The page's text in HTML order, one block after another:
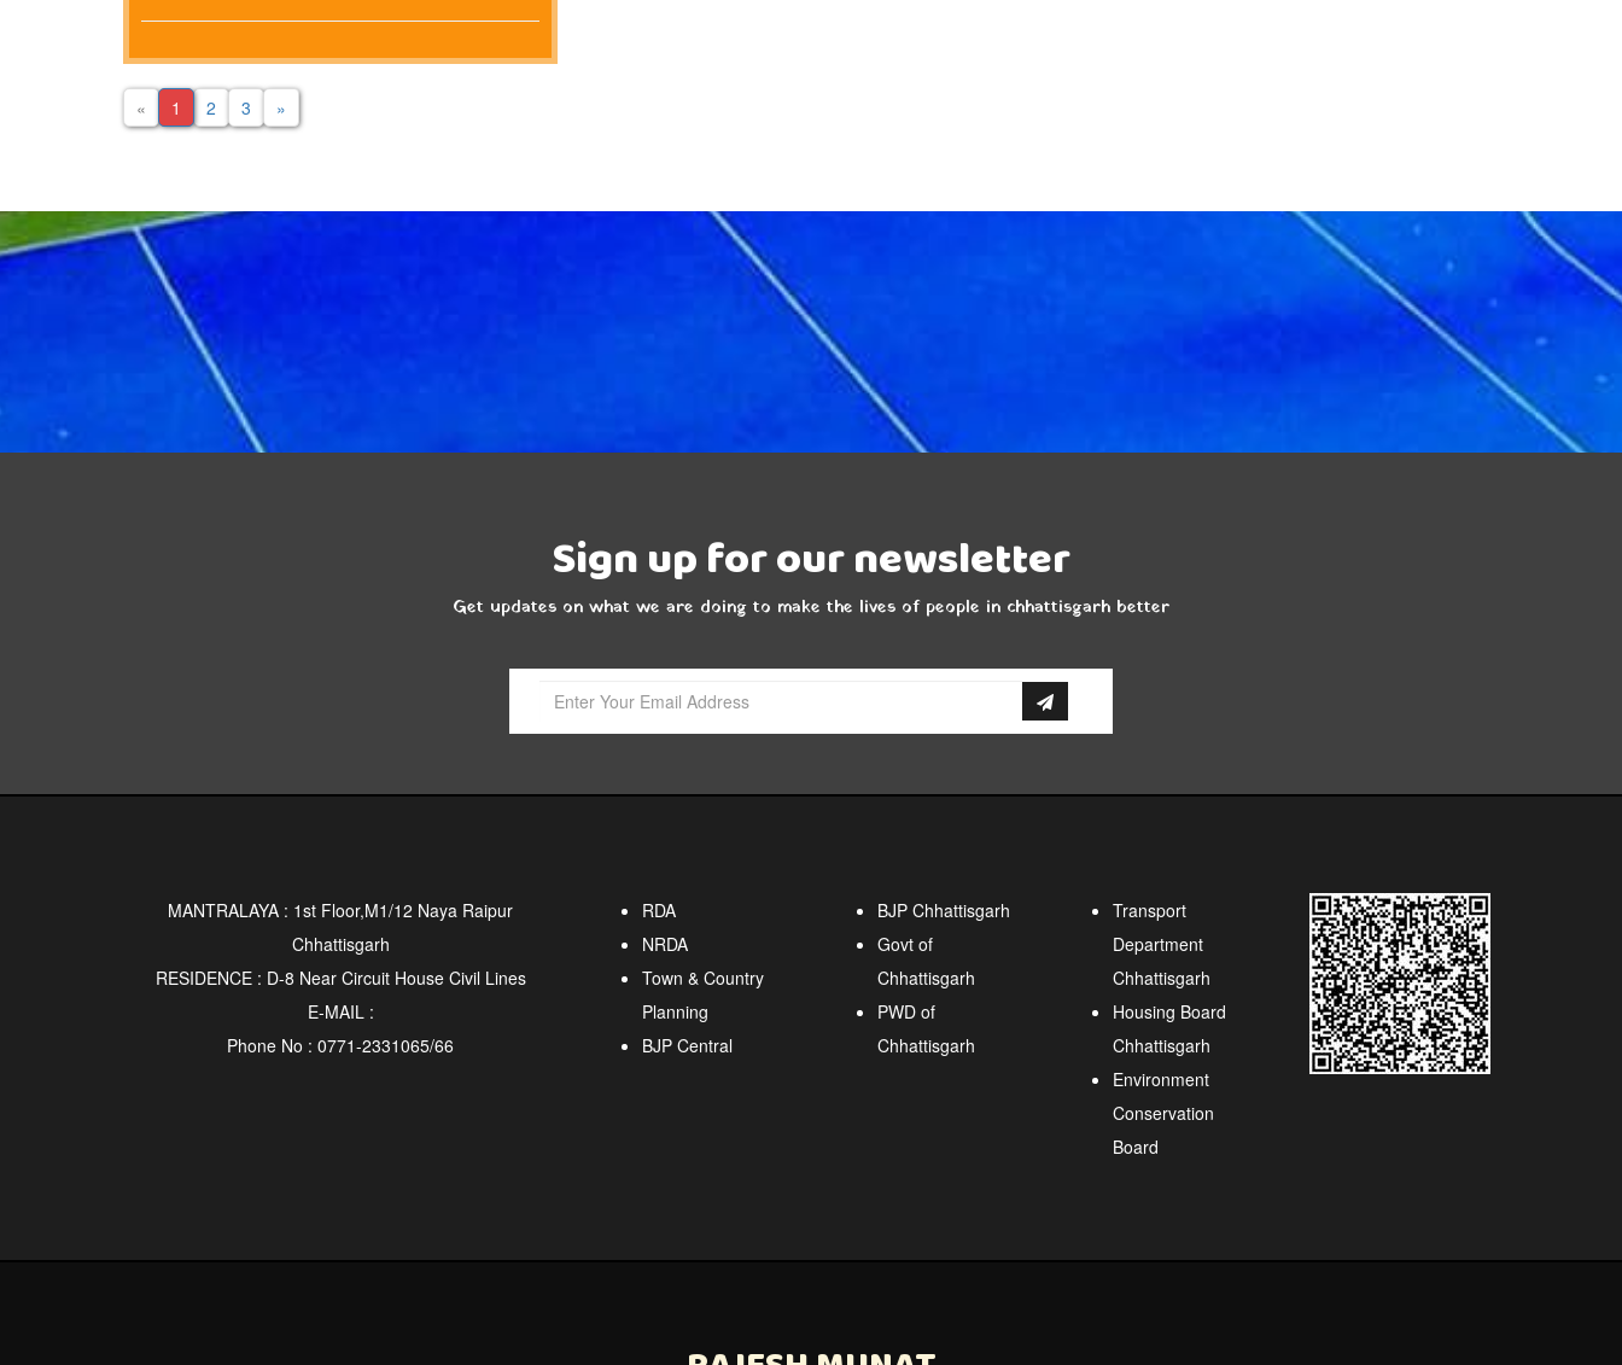
« 1 2 3 »
Sign up for our newsletter
Get updates on what we are doing to make the lives of people in chhattisgarh better
MANTRALAYA : 1st Floor,M1/12 Naya Raipur
Chhattisgarh
RESIDENCE : D-8 Near Circuit House Civil Lines
E-MAIL :
Phone No : 0771-2331065/66
RDA
NRDA
Town & Country
Planning
BJP Central
BJP Chhattisgarh
Govt of
Chhattisgarh
PWD of
Chhattisgarh
Transport
Department
Chhattisgarh
Housing Board
Chhattisgarh
Environment
Conservation
Board